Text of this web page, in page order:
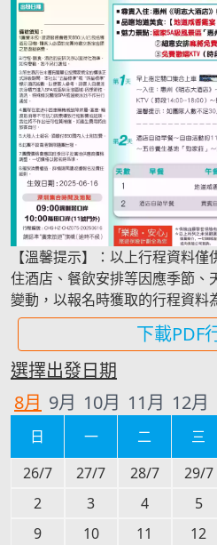
【溫馨提示】：以上行程資料
住酒店、餐飲安排等因應季節、
變動，以報名時獲取的行程資料
下載PDF
選擇出發日期
8月 9月 10月 11月 12月
日 一 二 三
26/7
27/7 28/7 29/7
2
3 4 5
9
10 11 12